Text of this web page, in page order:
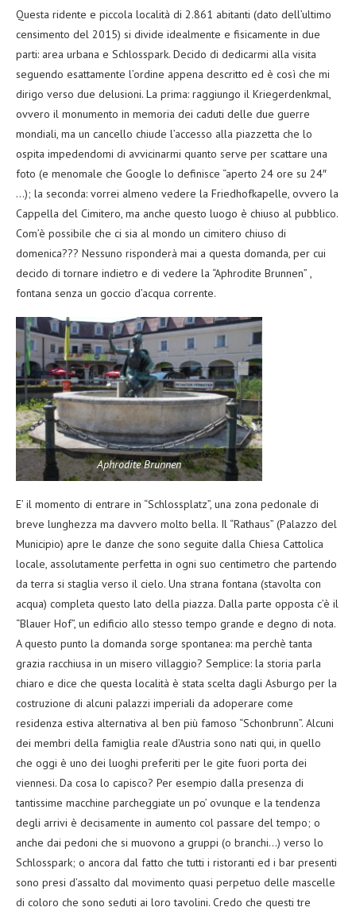
Questa ridente e piccola località di 2.861 abitanti (dato dell’ultimo
censimento del 2015) si divide idealmente e fisicamente in due
parti: area urbana e Schlosspark. Decido di dedicarmi alla visita
seguendo esattamente l’ordine appena descritto ed è così che mi
dirigo verso due delusioni. La prima: raggiungo il Kriegerdenkmal,
ovvero il monumento in memoria dei caduti delle due guerre
mondiali, ma un cancello chiude l’accesso alla piazzetta che lo
ospita impedendomi di avvicinarmi quanto serve per scattare una
foto (e menomale che Google lo definisce “aperto 24 ore su 24″
…); la seconda: vorrei almeno vedere la Friedhofkapelle, ovvero la
Cappella del Cimitero, ma anche questo luogo è chiuso al pubblico.
Com’è possibile che ci sia al mondo un cimitero chiuso di
domenica??? Nessuno risponderà mai a questa domanda, per cui
decido di tornare indietro e di vedere la “Aphrodite Brunnen” ,
fontana senza un goccio d’acqua corrente.
Aphrodite Brunnen
E’ il momento di entrare in “Schlossplatz”, una zona pedonale di
breve lunghezza ma davvero molto bella. Il “Rathaus” (Palazzo del
Municipio) apre le danze che sono seguite dalla Chiesa Cattolica
locale, assolutamente perfetta in ogni suo centimetro che partendo
da terra si staglia verso il cielo. Una strana fontana (stavolta con
acqua) completa questo lato della piazza. Dalla parte opposta c’è il
“Blauer Hof”, un edificio allo stesso tempo grande e degno di nota.
A questo punto la domanda sorge spontanea: ma perchè tanta
grazia racchiusa in un misero villaggio? Semplice: la storia parla
chiaro e dice che questa località è stata scelta dagli Asburgo per la
costruzione di alcuni palazzi imperiali da adoperare come
residenza estiva alternativa al ben più famoso “Schonbrunn”. Alcuni
dei membri della famiglia reale d’Austria sono nati qui, in quello
che oggi è uno dei luoghi preferiti per le gite fuori porta dei
viennesi. Da cosa lo capisco? Per esempio dalla presenza di
tantissime macchine parcheggiate un po’ ovunque e la tendenza
degli arrivi è decisamente in aumento col passare del tempo; o
anche dai pedoni che si muovono a gruppi (o branchi…) verso lo
Schlosspark; o ancora dal fatto che tutti i ristoranti ed i bar presenti
sono presi d’assalto dal movimento quasi perpetuo delle mascelle
di coloro che sono seduti ai loro tavolini. Credo che questi tre